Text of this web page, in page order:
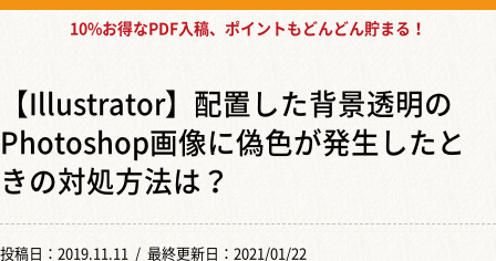
10%お得なPDF入稿、ポイントもどんどん貯まる！
【Illustrator】配置した背景透明の
Photoshop画像に偽色が発生したと
きの対処方法は？
投稿日： 2019.11.11 / 最終更新日：2021/01/22